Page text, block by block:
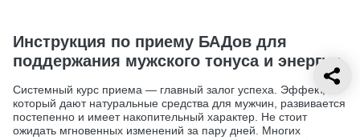
Инструкция по приему БАДов для
поддержания мужского тонуса и энергии
Системный курс приема — главный залог успеха. Эффект,
который дают натуральные средства для мужчин, развивается
постепенно и имеет накопительный характер. Не стоит
ожидать мгновенных изменений за пару дней. Многих